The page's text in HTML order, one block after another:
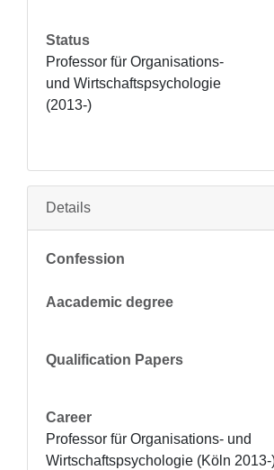
Status
Professor für Organisations-
und Wirtschaftspsychologie
(2013-)
Details
Confession
Aacademic degree
Qualification Papers
Career
Professor für Organisations- und
Wirtschaftspsychologie (Köln 2013-